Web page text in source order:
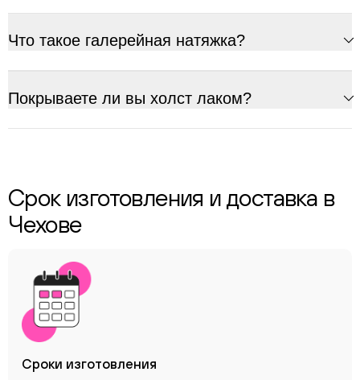
Что такое галерейная натяжка?
Покрываете ли вы холст лаком?
Срок изготовления и доставка в
Чехове
Сроки изготовления